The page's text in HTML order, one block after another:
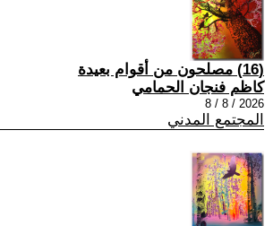
(16) مصلحون من أقوام بعيدة
كاظم فنجان الحمامي
2026 / 8 / 8
المجتمع المدني